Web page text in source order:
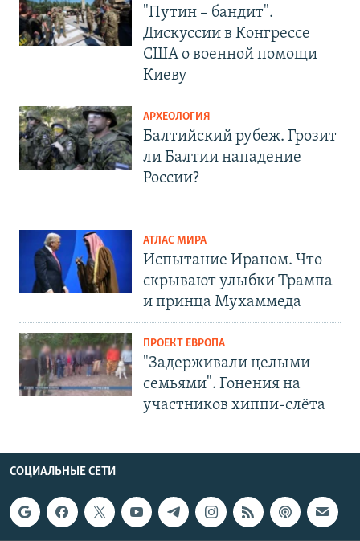
"Путин – бандит".
Дискуссии в Конгрессе
США о военной помощи
Киеву
АРХЕОЛОГИЯ
Балтийский рубеж. Грозит
ли Балтии нападение
России?
АТЛАС МИРА
Испытание Ираном. Что
скрывают улыбки Трампа
и принца Мухаммеда
ПРОЕКТ ЕВРОПА
"Задерживали целыми
семьями". Гонения на
участников хиппи-слёта
СОЦИАЛЬНЫЕ СЕТИ